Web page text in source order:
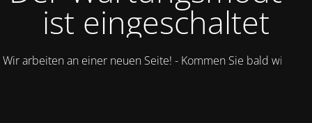
ist eingeschaltet
Wir arbeiten an einer neuen Seite! - Kommen Sie bald wieder.